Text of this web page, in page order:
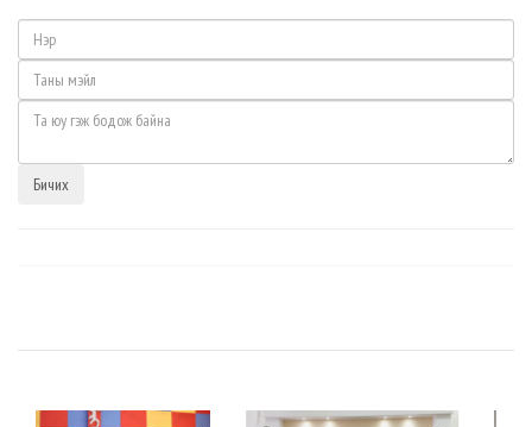
Бичих